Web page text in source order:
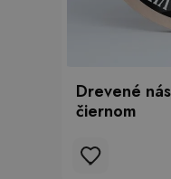
Drevené
čiernom